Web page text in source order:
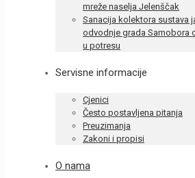
mreže naselja Jelenščak
Sanacija kolektora sustava
odvodnje grada Samobora
u potresu
Servisne informacije
Cjenici
Često postavljena pitanja
Preuzimanja
Zakoni i propisi
O nama